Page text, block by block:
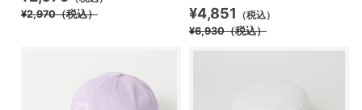
¥2,970（税込） ¥4,851 （税込）
¥6,930（税込）